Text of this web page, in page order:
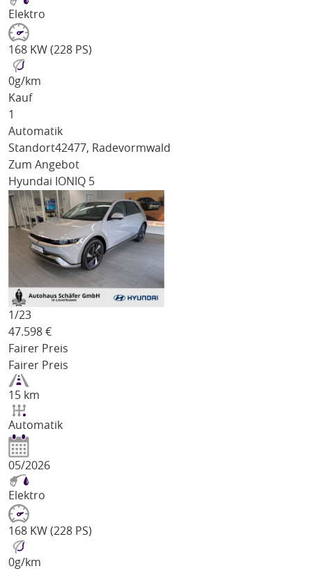
Elektro
168 KW (228 PS)
0g/km
Kauf
1
Automatik
Standort42477, Radevormwald
Zum Angebot
Hyundai IONIQ 5
1/23
47.598 €
Fairer Preis
Fairer Preis
15 km
Automatik
05/2026
Elektro
168 KW (228 PS)
0g/km